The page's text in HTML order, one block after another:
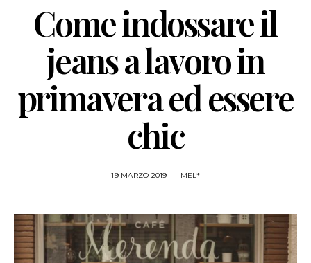
Come indossare il
jeans a lavoro in
primavera ed essere
chic
19 MARZO 2019 MEL*